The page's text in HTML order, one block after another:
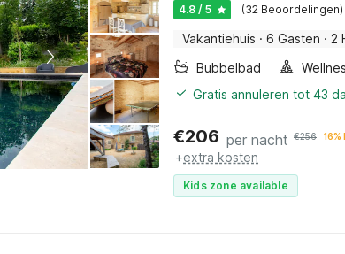
4.8 / 5 (32 Beoordelingen)
Vakantiehuis · 6 Gasten · 2
Bubbelbad
Gratis annuleren tot 43
€206 per nacht €256
+extra kosten
Kids zone available